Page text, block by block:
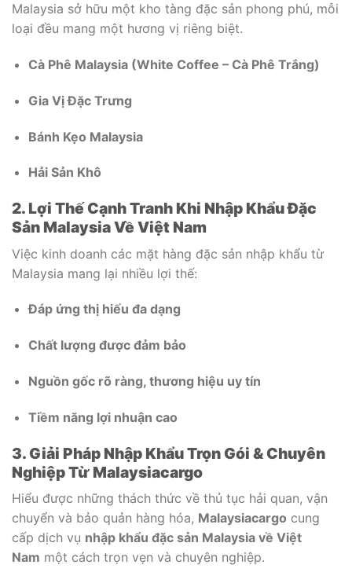
Malaysia sở hữu một kho tàng đặc sản phong phú, mỗi
loại đều mang một hương vị riêng biệt.
Cà Phê Malaysia (White Coffee – Cà Phê Trắng)
Gia Vị Đặc Trưng
Bánh Kẹo Malaysia
Hải Sản Khô
2. Lợi Thế Cạnh Tranh Khi Nhập Khẩu Đặc
Sản Malaysia Về Việt Nam
Việc kinh doanh các mặt hàng đặc sản nhập khẩu từ
Malaysia mang lại nhiều lợi thế:
Đáp ứng thị hiếu đa dạng
Chất lượng được đảm bảo
Nguồn gốc rõ ràng, thương hiệu uy tín
Tiềm năng lợi nhuận cao
3. Giải Pháp Nhập Khẩu Trọn Gói & Chuyên
Nghiệp Từ Malaysiacargo
Hiểu được những thách thức về thủ tục hải quan, vận
chuyển và bảo quản hàng hóa, Malaysiacargo cung
cấp dịch vụ nhập khẩu đặc sản Malaysia về Việt
Nam một cách trọn vẹn và chuyên nghiệp.